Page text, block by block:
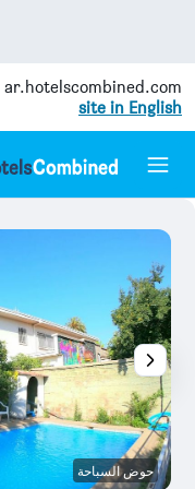
ar.hotelscombined.com
site in English
حوض السباحة